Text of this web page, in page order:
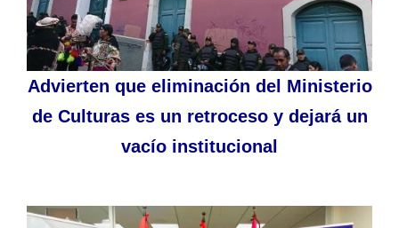
Advierten que eliminación del Ministerio
de Culturas es un retroceso y dejará un
vacío institucional